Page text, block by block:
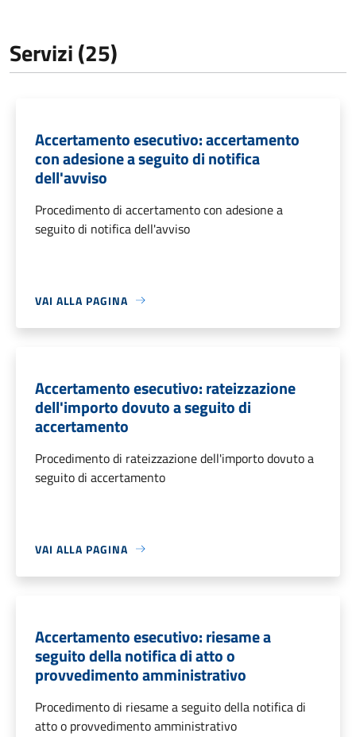
Servizi (25)
Accertamento esecutivo: accertamento
con adesione a seguito di notifica
dell'avviso
Procedimento di accertamento con adesione a
seguito di notifica dell'avviso
VAI ALLA PAGINA
Accertamento esecutivo: rateizzazione
dell'importo dovuto a seguito di
accertamento
Procedimento di rateizzazione dell'importo dovuto a
seguito di accertamento
VAI ALLA PAGINA
Accertamento esecutivo: riesame a
seguito della notifica di atto o
provvedimento amministrativo
Procedimento di riesame a seguito della notifica di
atto o provvedimento amministrativo